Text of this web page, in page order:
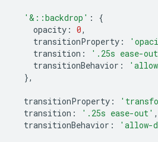
'&::backdrop' :
{
opacity : 0,
transitionProperty :
transition : '.25s ease-
transitionBehavior :
},
transitionProperty :
transition : '.25s ease-out' ,
transitionBehavior : 'allow-